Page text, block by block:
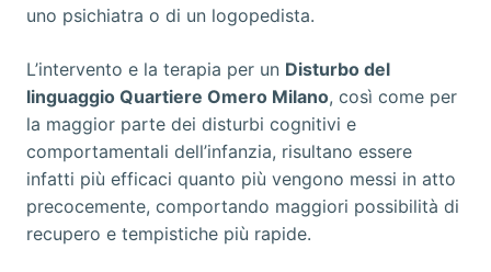
uno psichiatra o di un logopedista.
L’intervento e la terapia per un Disturbo del
linguaggio Quartiere Omero Milano, così come per
la maggior parte dei disturbi cognitivi e
comportamentali dell’infanzia, risultano essere
infatti più efficaci quanto più vengono messi in atto
precocemente, comportando maggiori possibilità di
recupero e tempistiche più rapide.